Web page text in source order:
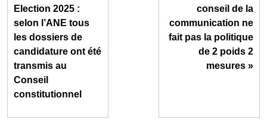
Election 2025 :
selon l’ANE tous
les dossiers de
candidature ont été
transmis au
Conseil
constitutionnel
conseil de la
communication ne
fait pas la politique
de 2 poids 2
mesures »